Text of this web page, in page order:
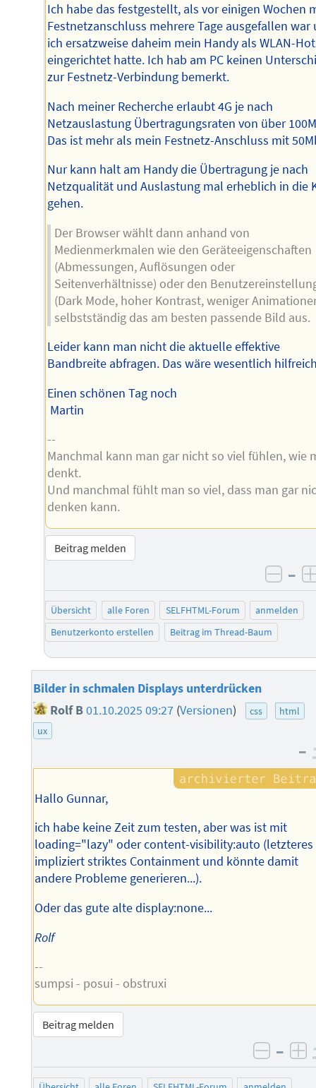
Ich habe das festgestellt, als vor einigen Wochen
Festnetzanschluss mehrere Tage ausgefallen war
ich ersatzweise daheim mein Handy als WLAN-
eingerichtet hatte. Ich hab am PC keinen
zur Festnetz-Verbindung bemerkt.
Nach meiner Recherche erlaubt 4G je nach
Netzauslastung Übertragungsraten von über
Das ist mehr als mein Festnetz-Anschluss mit
Nur kann halt am Handy die Übertragung je nach
Netzqualität und Auslastung mal erheblich in die
gehen.
Der Browser wählt dann anhand von
Medienmerkmalen wie den Geräteeigenschaften
(Abmessungen, Auflösungen oder
Seitenverhältnisse) oder den
(Dark Mode, hoher Kontrast, weniger
selbstständig das am besten passende Bild aus.
Leider kann man nicht die aktuelle effektive
Bandbreite abfragen. Das wäre wesentlich
Einen schönen Tag noch
Martin
--
Manchmal kann man gar nicht so viel fühlen, wie
denkt.
Und manchmal fühlt man so viel, dass man gar
denken kann.
Beitrag melden
–
Übersicht alle Foren SELFHTML-Forum
anmelden
Benutzerkonto erstellen
Beitrag im Thread-Baum
Bilder in schmalen Displays unterdrücken
Rolf B01.10.2025 09:27 (Versionen) css
html
ux
–
Hallo Gunnar,
ich habe keine Zeit zum testen, aber was ist mit
loading="lazy" oder content-visibility:auto (letzteres
impliziert striktes Containment und könnte damit
andere Probleme generieren...).
Oder das gute alte display:none...
Rolf
--
sumpsi - posui - obstruxi
Beitrag melden
–